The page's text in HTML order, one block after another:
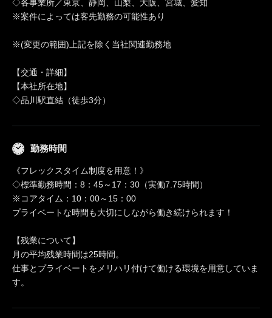
◇各事業所／東京、静岡、山梨、大阪、宮城、愛知
※案件によっては客先勤務の可能性あり
※(変更の範囲)上記を除く当社関連勤務地
【交通・詳細】
【本社所在地】
◇品川駅直結（徒歩3分）
勤務時間
《フレックスタイム制度を用意！》
◇標準勤務時間：8：45～17：30（実働7.75時間）
※コアタイム：10：00～15：00
プライベートな時間も大切にしながら働き続けられます！
【残業について】
月の平均残業時間は25時間。
仕事とプライベートをメリハリ付けて働ける環境を用意していま
す。